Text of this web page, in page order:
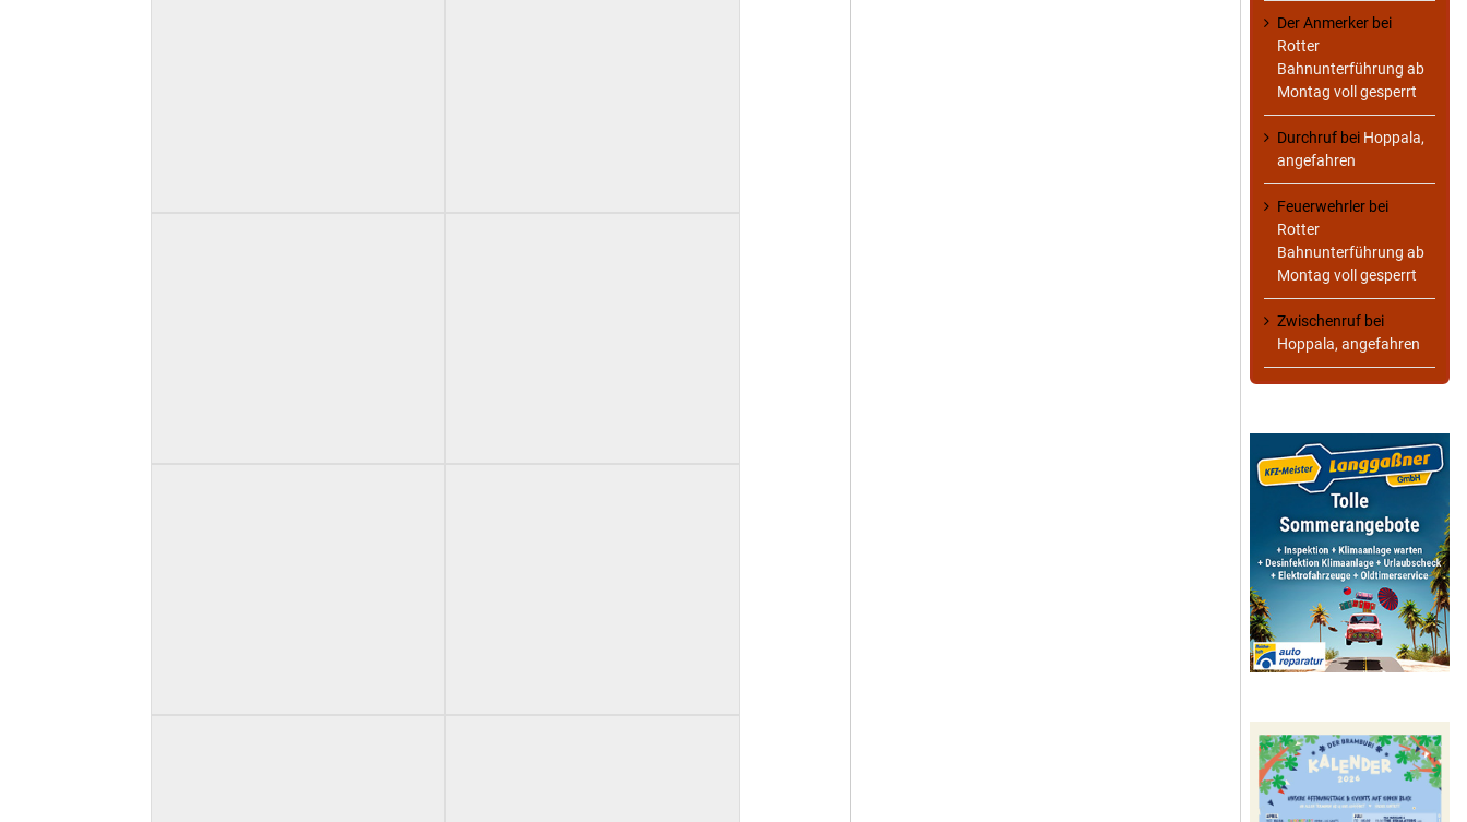
Der Anmerker bei
Rotter
Bahnunterführung ab
Montag voll gesperrt
Durchruf bei Hoppala,
angefahren
Feuerwehrler bei
Rotter
Bahnunterführung ab
Montag voll gesperrt
Zwischenruf bei
Hoppala, angefahren